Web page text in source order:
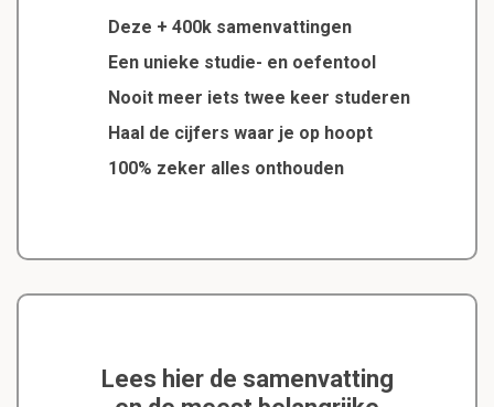
Deze + 400k samenvattingen
Een unieke studie- en oefentool
Nooit meer iets twee keer studeren
Haal de cijfers waar je op hoopt
100% zeker alles onthouden
Lees hier de samenvatting